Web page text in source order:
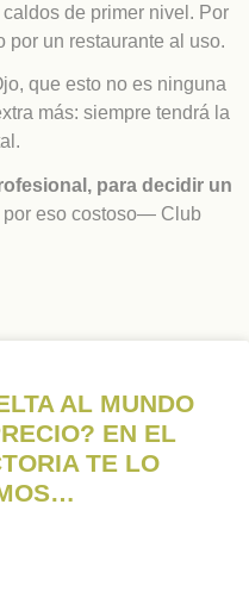
de primer nivel. Por
un restaurante al uso.
que esto no es ninguna
más: siempre tendrá la
para decidir un
eso costoso— Club
AL MUNDO
EN EL
TE LO